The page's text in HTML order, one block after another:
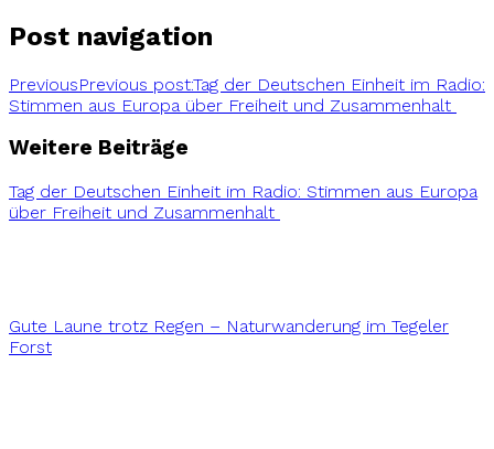
Post navigation
PreviousPrevious post:Tag der Deutschen Einheit im Radio:
Stimmen aus Europa über Freiheit und Zusammenhalt
Weitere Beiträge
Tag der Deutschen Einheit im Radio: Stimmen aus Europa
über Freiheit und Zusammenhalt
Gute Laune trotz Regen – Naturwanderung im Tegeler
Forst